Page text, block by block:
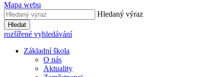
Mapa webu
Hledaný výraz
Hledat
rozšířené vyhledávání
Základní škola
O nás
Aktuality